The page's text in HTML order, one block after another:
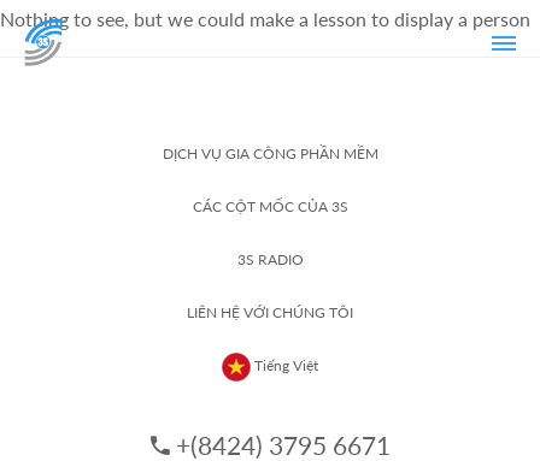
Nothing to see, but we could make a lesson to display a person
DỊCH VỤ GIA CÔNG PHẦN MỀM
CÁC CỘT MỐC CỦA 3S
3S RADIO
LIÊN HỆ VỚI CHÚNG TÔI
Tiếng Việt
+(8424) 3795 6671